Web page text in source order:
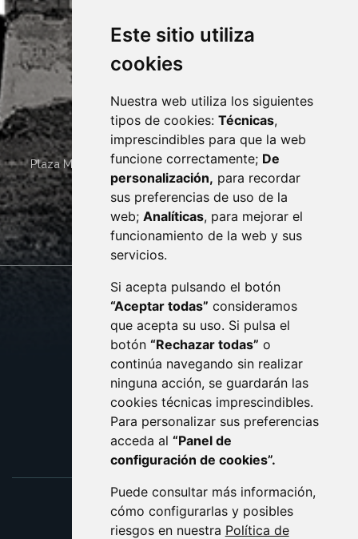
Este sitio utiliza
cookies
Nuestra web utiliza los siguientes
tipos de cookies: Técnicas,
imprescindibles para que la web
funcione correctamente; De
personalización, para recordar
sus preferencias de uso de la
web; Analíticas, para mejorar el
funcionamiento de la web y sus
servicios.
Si acepta pulsando el botón
“Aceptar todas” consideramos
que acepta su uso. Si pulsa el
botón “Rechazar todas” o
continúa navegando sin realizar
ninguna acción, se guardarán las
cookies técnicas imprescindibles.
Para personalizar sus preferencias
acceda al “Panel de
configuración de cookies”.
Puede consultar más información,
cómo configurarlas y posibles
riesgos en nuestra Política de
Plaza Mayor 4 22400 MONZÓN - ARAGÓN (ESPAÑA)
· (34) 974 400 700 ·
sac@monzon.es
monzon.es
CONTACTO
AVISO LEGAL
PROTECCIÓN DE DATOS
POLÍTICA DE COOKIES
ACCESIBILIDAD
ENLACE EXTERNO AL